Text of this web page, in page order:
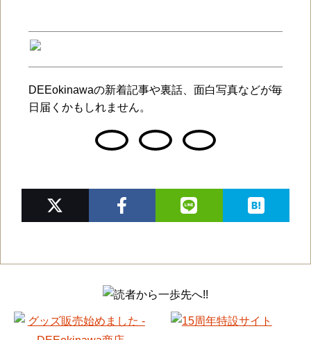
DEEokinawaの新着記事や裏話、面白写真などが毎
日届くかもしれません。